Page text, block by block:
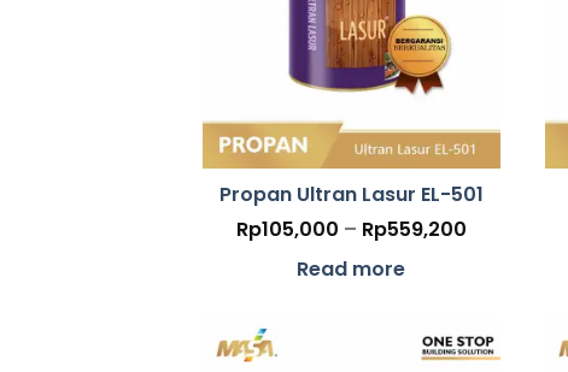
Propan Ultran Lasur EL-501
Rp105,000 – Rp559,200Price
Read more